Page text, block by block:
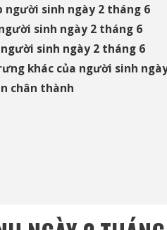
người sinh ngày 2 tháng 6
sinh ngày 2 tháng 6
sinh ngày 2 tháng 6
khác của người sinh
chân thành